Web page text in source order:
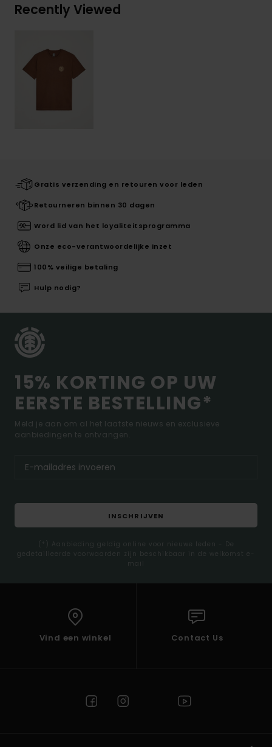
Recently Viewed
Gratis verzending en retouren voor leden
Retourneren binnen 30 dagen
Word lid van het loyaliteitsprogramma
Onze eco-verantwoordelijke inzet
100% veilige betaling
Hulp nodig?
15% KORTING OP UW
EERSTE BESTELLING*
Meld je aan om al het laatste nieuws en exclusieve
aanbiedingen te ontvangen.
INSCHRIJVEN
(*) Aanbieding geldig online voor nieuwe leden - De
gedetailleerde voorwaarden zijn beschikbaar in de welkomst e-
mail
Vind een winkel Contact Us